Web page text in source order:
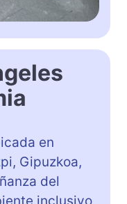
en
Gipuzkoa,
del
inclusivo